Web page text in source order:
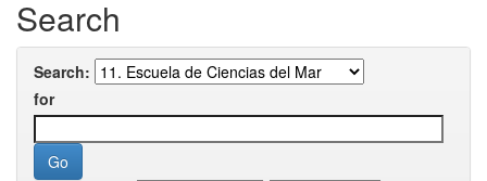
Search
Search:
for